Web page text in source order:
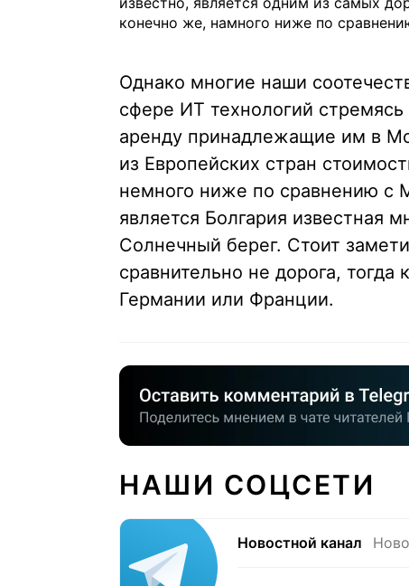
конечно же, намного ниже по
Однако многие наши
сфере ИТ технологий
аренду принадлежащие им в
из Европейских стран
немного ниже по сравнению с
является Болгария известная
Солнечный берег. Стоит
сравнительно не дорога,
Германии или Франции.
НАШИ СОЦСЕТИ
Новостной канал